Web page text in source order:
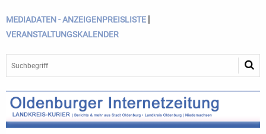
MEDIADATEN - ANZEIGENPREISLISTE |
VERANSTALTUNGSKALENDER